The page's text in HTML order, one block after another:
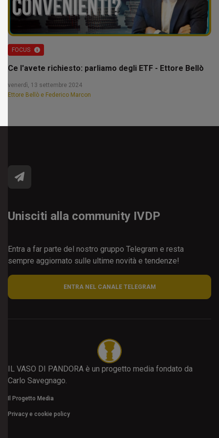
FOCUS
Ce l'avete richiesto: parliamo degli ETF - Ettore Bellò
venerdì, 13 settembre 2024
Ettore Bellò e Federico Marcon
Unisciti alla community IVDP
Entra a far parte del nostro gruppo Telegram e resta
sempre aggiornato sulle ultime novità e tendenze!
ENTRA NEL CANALE TELEGRAM
IL VASO DI PANDORA è un progetto media fondato da
Carlo Savegnago.
Il Progetto Media
Privacy e cookie policy